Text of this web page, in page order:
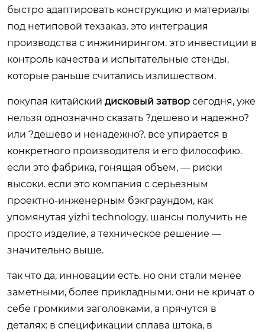
быстро адаптировать конструкцию и материалы
под нетиповой техзаказ. это интеграция
производства с инжинирингом. это инвестиции в
контроль качества и испытательные стенды,
которые раньше считались излишеством.
покупая китайский дисковый затвор сегодня, уже
нельзя однозначно сказать ?дешево и надежно?
или ?дешево и ненадежно?. все упирается в
конкретного производителя и его философию.
если это фабрика, гонящая объем, — риски
высоки. если это компания с серьезным
проектно-инженерным бэкграундом, как
упомянутая yizhi technology, шансы получить не
просто изделие, а техническое решение —
значительно выше.
так что да, инновации есть. но они стали менее
заметными, более прикладными. они не кричат о
себе громкими заголовками, а прячутся в
деталях: в спецификации сплава штока, в